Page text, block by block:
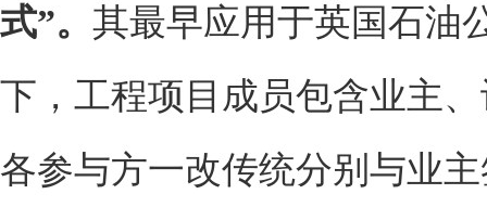
式”。 其最早应用于英国石油
下，工程项目成员包含业主
各参与方一改传统分别与业